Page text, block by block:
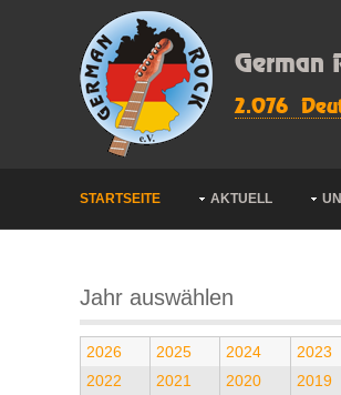
German
2.076
STARTSEITE AKTUELL
Jahr auswählen
2026 2025 2024
2023
2022
2021 2020
2019